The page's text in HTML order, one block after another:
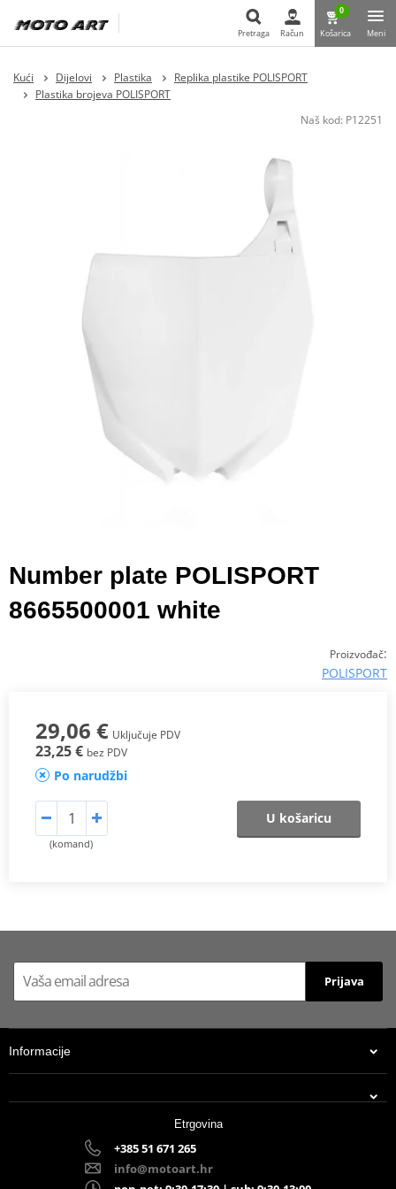
Pretraga Račun
0
Košarica Meni
Kući Dijelovi Plastika
Replika plastike POLISPORT
Plastika brojeva POLISPORT
Naš kod: P12251
Number plate POLISPORT
8665500001 white
Proizvođač:
POLISPORT
29,06 € Uključuje PDV
23,25 € bez PDV
Po narudžbi
(komand)
U košaricu
Prijava
Informacije
Etrgovina
+385 51 671 265
info@motoart.hr